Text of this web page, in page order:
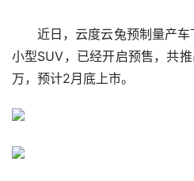
近日，云度云兔预制量产
小型SUV，已经开启预售，共
万，预计2月底上市。